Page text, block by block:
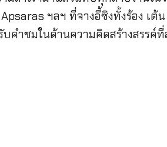
ฯลฯ ที่จางอี้ซิงทั้งร้อง เต้
คำชมในด้านความคิดสร้างสรรค์